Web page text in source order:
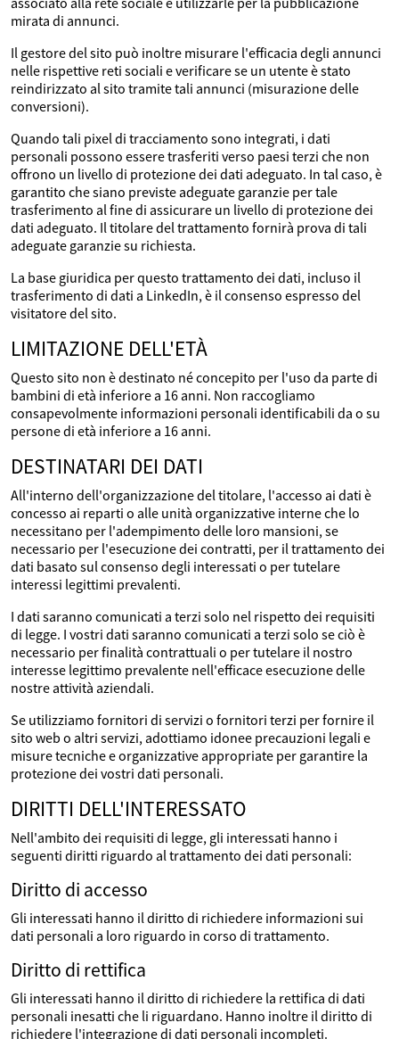
mirata di annunci.
Il gestore del sito può inoltre misurare l'efficacia degli annunci
nelle rispettive reti sociali e verificare se un utente è stato
reindirizzato al sito tramite tali annunci (misurazione delle
conversioni).
Quando tali pixel di tracciamento sono integrati, i dati
personali possono essere trasferiti verso paesi terzi che non
offrono un livello di protezione dei dati adeguato. In tal caso, è
garantito che siano previste adeguate garanzie per tale
trasferimento al fine di assicurare un livello di protezione dei
dati adeguato. Il titolare del trattamento fornirà prova di tali
adeguate garanzie su richiesta.
La base giuridica per questo trattamento dei dati, incluso il
trasferimento di dati a LinkedIn, è il consenso espresso del
visitatore del sito.
LIMITAZIONE DELL'ETÀ
Questo sito non è destinato né concepito per l'uso da parte di
bambini di età inferiore a 16 anni. Non raccogliamo
consapevolmente informazioni personali identificabili da o su
persone di età inferiore a 16 anni.
DESTINATARI DEI DATI
All'interno dell'organizzazione del titolare, l'accesso ai dati è
concesso ai reparti o alle unità organizzative interne che lo
necessitano per l'adempimento delle loro mansioni, se
necessario per l'esecuzione dei contratti, per il trattamento dei
dati basato sul consenso degli interessati o per tutelare
interessi legittimi prevalenti.
I dati saranno comunicati a terzi solo nel rispetto dei requisiti
di legge. I vostri dati saranno comunicati a terzi solo se ciò è
necessario per finalità contrattuali o per tutelare il nostro
interesse legittimo prevalente nell'efficace esecuzione delle
nostre attività aziendali.
Se utilizziamo fornitori di servizi o fornitori terzi per fornire il
sito web o altri servizi, adottiamo idonee precauzioni legali e
misure tecniche e organizzative appropriate per garantire la
protezione dei vostri dati personali.
DIRITTI DELL'INTERESSATO
Nell'ambito dei requisiti di legge, gli interessati hanno i
seguenti diritti riguardo al trattamento dei dati personali:
Diritto di accesso
Gli interessati hanno il diritto di richiedere informazioni sui
dati personali a loro riguardo in corso di trattamento.
Diritto di rettifica
Gli interessati hanno il diritto di richiedere la rettifica di dati
personali inesatti che li riguardano. Hanno inoltre il diritto di
richiedere l'integrazione di dati personali incompleti.